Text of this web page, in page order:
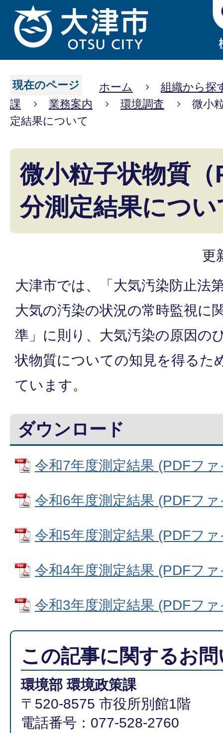
現在のページ ホーム
組織から探
課
業務案内 環境調査
微小
定結果について
微小粒子状物質
分測定結果につい
更
大津市では、「大気汚染防止法
大気の汚染の状況の常時監視に
準」に則り、大気汚染の原因の
状物質についての知見を得るた
ています。
ダウンロード
令和7年度測定結果 (PDFフ
令和6年度測定結果 (PDFフ
令和5年度測定結果 (PDFフ
令和4年度測定結果 (PDFフ
令和3年度測定結果 (PDFフ
この記事に関するお
環境部 環境政策課
〒520-8575 市役所別館1階
電話番号：077-528-2760